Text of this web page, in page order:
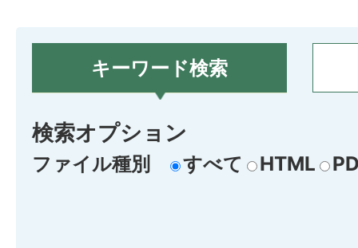
キーワード検索
検索オプション
ファイル種別 すべて HTML